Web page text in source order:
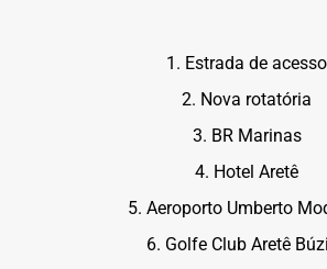
1. Estrada de acesso
2. Nova rotatória
3. BR Marinas
4. Hotel Aretê
5. Aeroporto Umberto
6. Golfe Club Aretê